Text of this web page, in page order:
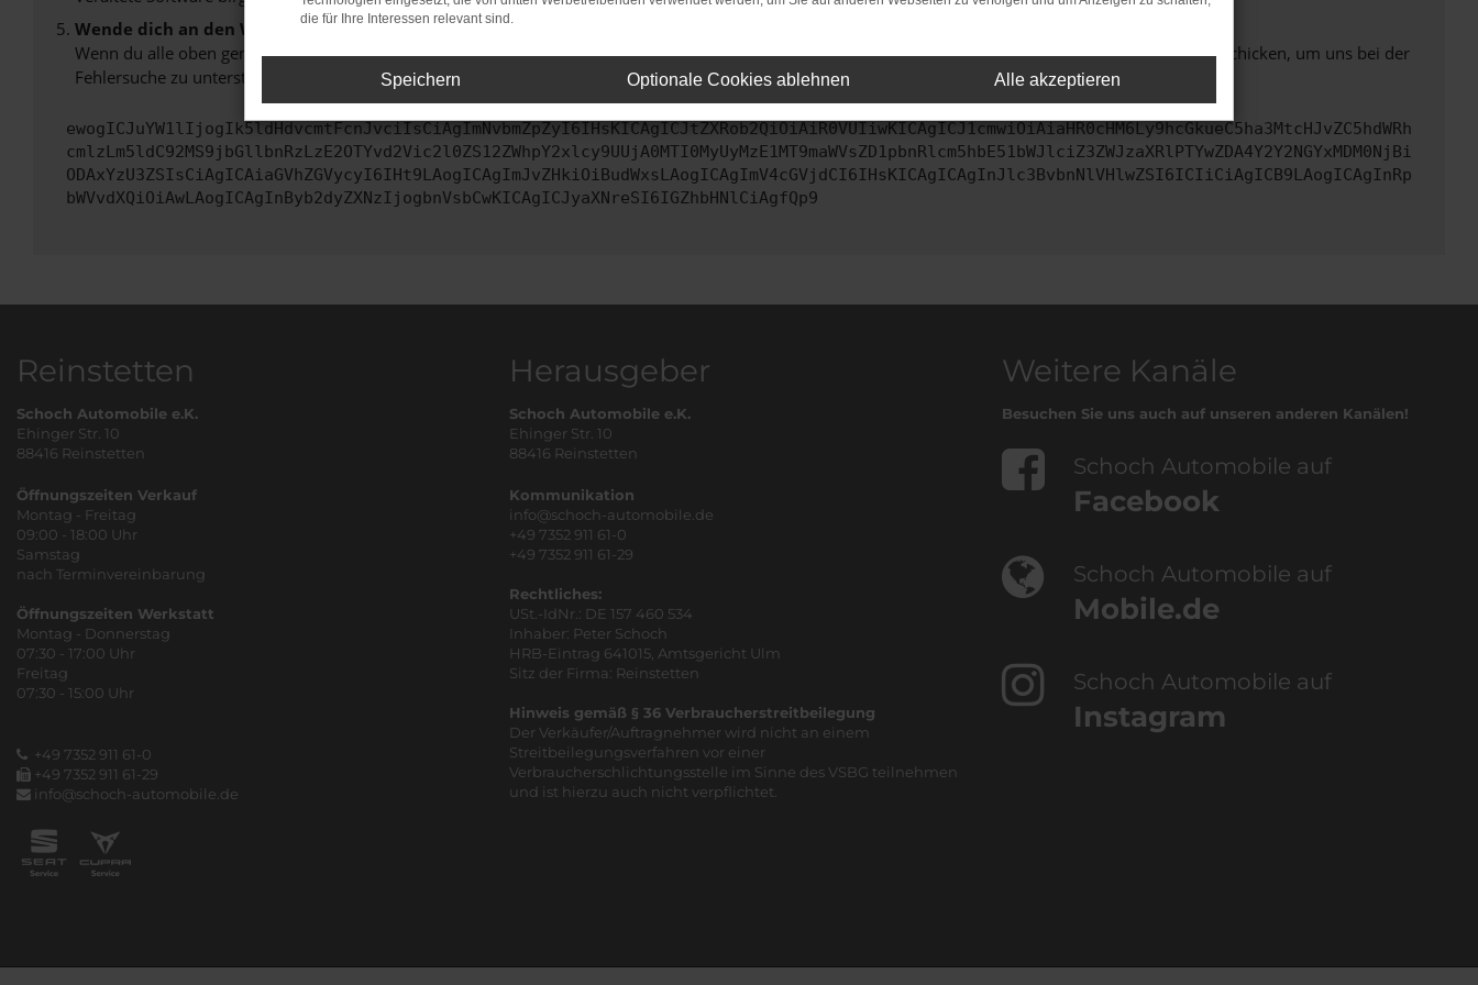
Wende dich an den Webseitenbetreiber.
Wenn du alle oben genannten Schritte versucht hast, kontaktiere uns bitte. Wir werden versuchen, das Problem zu beheben. Du kannst uns diesen Text schicken, um uns bei der
Fehlersuche zu unterstützen:
ewogICJuYW1lIjogIk5ldHdvcmtFcnJvciIsCiAgImNvbmZpZyI6IHsKICAgICJtZXRob2QiOiAiR0VUIiwKICAgICJ1cmwiOiAiaHR0cHM6Ly9hcGkueC5ha3MtcHJvZC5hdWRh
cmlzLm5ldC92MS9jbGllbnRzLzE2OTYvd2Vic2l0ZS12ZWhpY2xlcy9UUjA0MTI0MyUyMzE1MT9maWVsZD1pbnRlcm5hbE51bWJlciZ3ZWJzaXRlPTYwZDA4Y2Y2NGYxMDM0NjBi
ODAxYzU3ZSIsCiAgICAiaGVhZGVycyI6IHt9LAogICAgImJvZHkiOiBudWxsLAogICAgImV4cGVjdCI6IHsKICAgICAgInJlc3BvbnNlVHlwZSI6ICIiCiAgICB9LAogICAgInRp
bWVvdXQiOiAwLAogICAgInByb2dyZXNzIjogbnVsbCwKICAgICJyaXNreSI6IGZhbHNlCiAgfQp9
Reinstetten
Schoch Automobile e.K.
Ehinger Str. 10
88416 Reinstetten
Öffnungszeiten Verkauf
Montag - Freitag
09:00 - 18:00 Uhr
Samstag
nach Terminvereinbarung
Öffnungszeiten Werkstatt
Montag - Donnerstag
07:30 - 17:00 Uhr
Freitag
07:30 - 15:00 Uhr
+49 7352 911 61-0
+49 7352 911 61-29
info@schoch-automobile.de
Herausgeber
Schoch Automobile e.K.
Ehinger Str. 10
88416 Reinstetten
Kommunikation
info@schoch-automobile.de
+49 7352 911 61-0
+49 7352 911 61-29
Rechtliches:
USt.-IdNr.: DE 157 460 534
Inhaber: Peter Schoch
HRB-Eintrag 641015, Amtsgericht Ulm
Sitz der Firma: Reinstetten
Hinweis gemäß § 36 Verbraucherstreitbeilegung
Der Verkäufer/Auftragnehmer wird nicht an einem
Streitbeilegungsverfahren vor einer
Verbraucherschlichtungsstelle im Sinne des VSBG teilnehmen
und ist hierzu auch nicht verpflichtet.
Weitere Kanäle
Besuchen Sie uns auch auf unseren anderen Kanälen!
Schoch Automobile auf
Facebook
Schoch Automobile auf
Mobile.de
Schoch Automobile auf
Instagram
die für Ihre Interessen relevant sind.
Speichern Optionale Cookies ablehnen Alle akzeptieren